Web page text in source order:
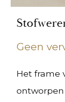
Geen
Het frame